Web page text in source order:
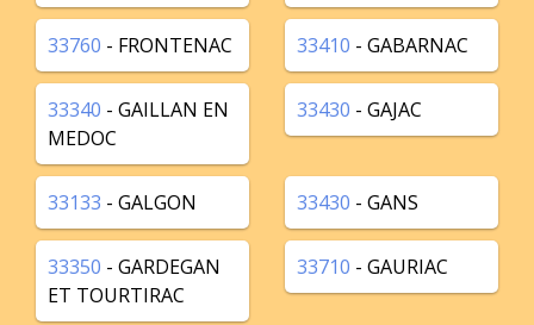
33760 - FRONTENAC 33410 - GABARNAC
33340 - GAILLAN EN
MEDOC
33430 - GAJAC
33133 - GALGON 33430 - GANS
33350 - GARDEGAN
ET TOURTIRAC
33710 - GAURIAC